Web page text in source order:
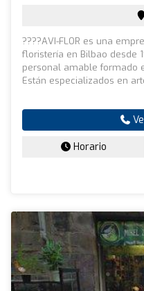
????AVI-FLOR es una
floristería en Bilbao desde
personal amable formado
Están especializados en
Horario